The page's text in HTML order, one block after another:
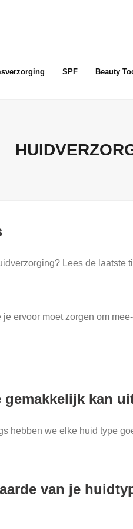
SPF Beauty
Lees de laatste
ervoor moet zorgen om
kan
hebben we elke huid type
van je